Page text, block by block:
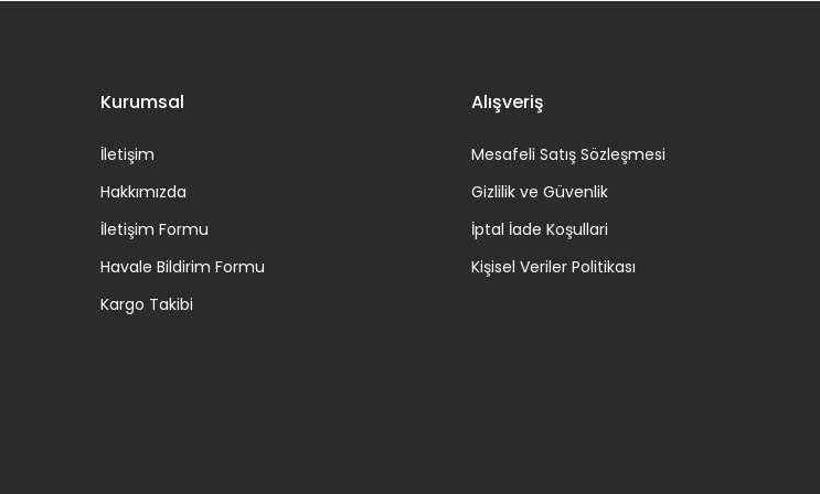
Kurumsal
İletişim
Hakkımızda
İletişim Formu
Havale Bildirim Formu
Kargo Takibi
Alışveriş
Mesafeli Satış Sözleşmesi
Gizlilik ve Güvenlik
İptal İade Koşullari
Kişisel Veriler Politikası